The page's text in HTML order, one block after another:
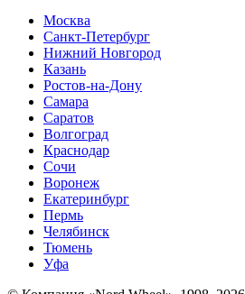
Москва
Санкт-Петербург
Нижний Новгород
Казань
Ростов-на-Дону
Самара
Саратов
Волгоград
Краснодар
Сочи
Воронеж
Екатеринбург
Пермь
Челябинск
Тюмень
Уфа